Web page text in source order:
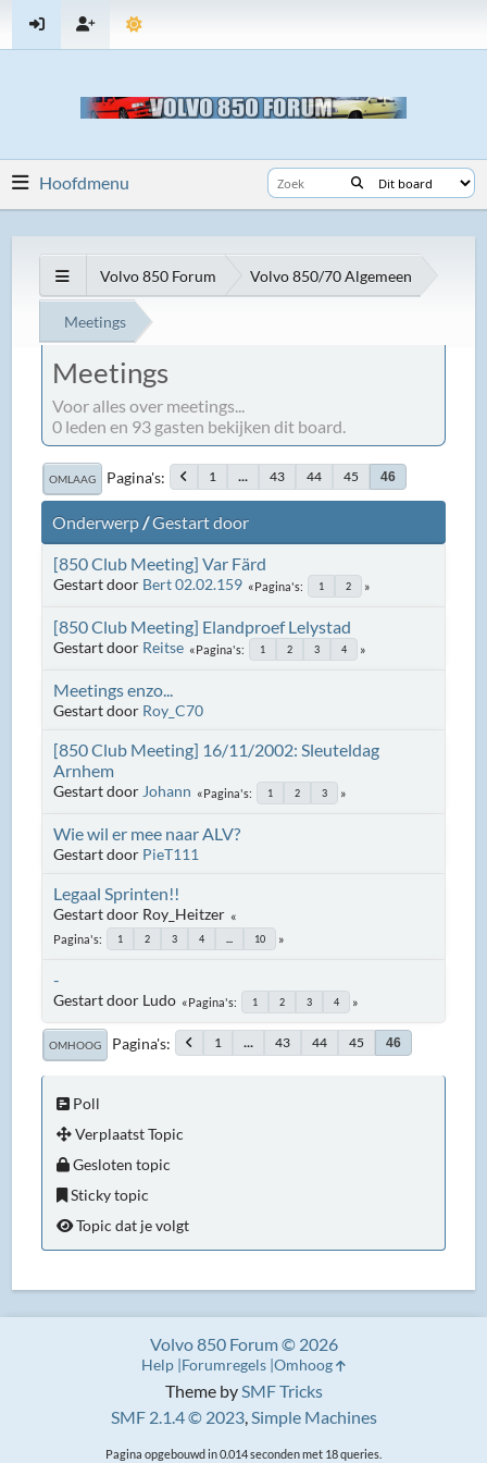
Hoofdmenu
Volvo 850 Forum Volvo 850/70 Algemeen
Meetings
Meetings
Voor alles over meetings...
0 leden en 93 gasten bekijken dit board.
OMLAAG Pagina's 1 ... 43 44 45 46
Onderwerp/Gestart door
[850 Club Meeting] Var Färd
Gestart door Bert 02.02.159 Pagina's 1 2
[850 Club Meeting] Elandproef Lelystad
Gestart door Reitse Pagina's 1 2 3 4
Meetings enzo...
Gestart door Roy_C70
[850 Club Meeting] 16/11/2002: Sleuteldag
Arnhem
Gestart door Johann Pagina's 1 2 3
Wie wil er mee naar ALV?
Gestart door PieT111
Legaal Sprinten!!
Gestart door Roy_Heitzer
Pagina's 1 2 3 4 10
-
Gestart door Ludo Pagina's 1 2 3 4
OMHOOG Pagina's 1 ... 43 44 45 46
Poll
Verplaatst Topic
Gesloten topic
Sticky topic
Topic dat je volgt
Theme bySMF Tricks
SMF 2.1.4 © 2023,Simple Machines
Volvo 850 Forum © 2026
Help Forumregels Omhoog
Pagina opgebouwd in 0.014 seconden met 18 queries.